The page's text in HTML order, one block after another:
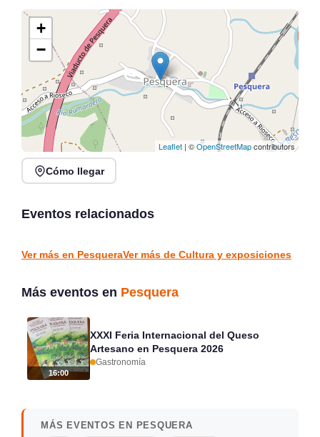
+
−
Leaflet | ©OpenStreetMapcontributors
Cómo llegar
Eventos relacionados
Veranos en Jado en
Santander
Ver más en PesqueraVer más de Cultura y exposiciones
Más eventos en Pesquera
16:00
XXXI Feria Internacional del Queso
Artesano en Pesquera 2026
Gastronomía
MÁS EVENTOS EN PESQUERA